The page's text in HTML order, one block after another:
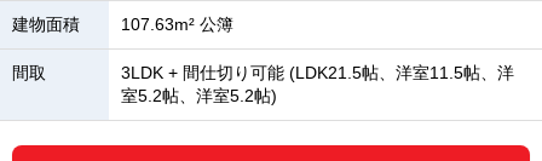
建物面積 107.63m² 公簿
間取
3LDK + 間仕切り可能 (LDK21.5帖、洋室11.5帖、洋
室5.2帖、洋室5.2帖)